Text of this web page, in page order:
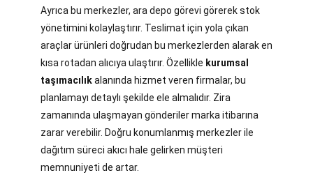
Ayrıca bu merkezler, ara depo görevi görerek stok
yönetimini kolaylaştırır. Teslimat için yola çıkan
araçlar ürünleri doğrudan bu merkezlerden alarak en
kısa rotadan alıcıya ulaştırır. Özellikle kurumsal
taşımacılıkalanında hizmet veren firmalar, bu
planlamayı detaylı şekilde ele almalıdır. Zira
zamanında ulaşmayan gönderiler marka itibarına
zarar verebilir. Doğru konumlanmış merkezler ile
dağıtım süreci akıcı hale gelirken müşteri
memnuniyeti de artar.